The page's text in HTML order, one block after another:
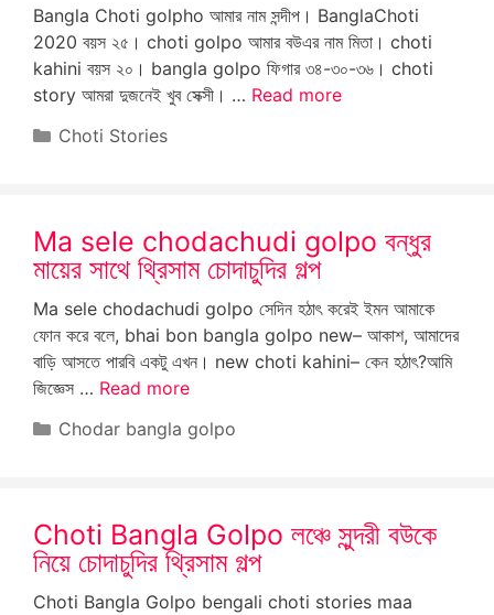
Bangla Choti golpho আমার নাম সন্দীপ। BanglaChoti
2020 বয়স ২৫। choti golpo আমার বউএর নাম মিতা। choti
kahini বয়স ২০। bangla golpo ফিগার ৩৪-৩০-৩৬। choti
story আমরা দুজনেই খুব সেক্সী। … Read more
Categories
Choti Stories
Ma sele chodachudi golpo বন্ধুর
মায়ের সাথে থ্রিসাম চোদাচুদির গল্প
Ma sele chodachudi golpo সেদিন হঠাৎ করেই ইমন আমাকে
ফোন করে বলে, bhai bon bangla golpo new– আকাশ, আমাদের
বাড়ি আসতে পারবি একটু এখন। new choti kahini– কেন হঠাৎ?আমি
জিজ্ঞেস … Read more
Categories
Chodar bangla golpo
Choti Bangla Golpo লঞ্চে সুন্দরী বউকে
নিয়ে চোদাচুদির থ্রিসাম গল্প
Choti Bangla Golpo bengali choti stories maa